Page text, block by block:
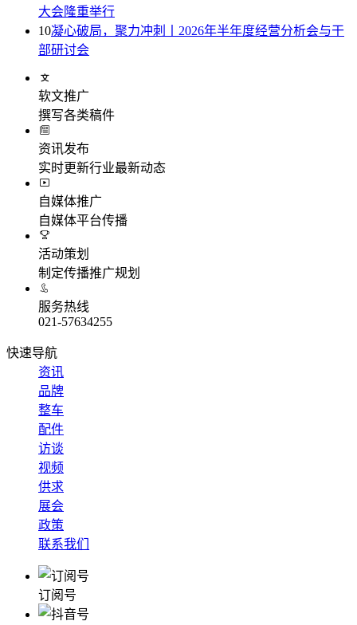
大会隆重举行
10凝心破局，聚力冲刺丨2026年半年度经营分析会与干
部研讨会
软文推广
撰写各类稿件
资讯发布
实时更新行业最新动态
自媒体推广
自媒体平台传播
活动策划
制定传播推广规划
服务热线
021-57634255
快速导航
资讯
品牌
整车
配件
访谈
视频
供求
展会
政策
联系我们
订阅号